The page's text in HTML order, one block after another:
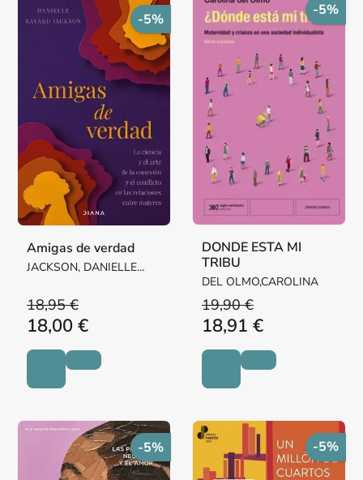
-5%
Amigas de verdad
JACKSON, DANIELLE
18,95 €
18,00 €
-5%
DONDE ESTA MI
TRIBU
DEL OLMO,CAROLINA
19,90 €
18,91 €
-5% -5%